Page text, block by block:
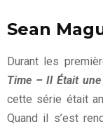
Sean
Durant les
Time – Il Était
cette série était
Quand il s’est